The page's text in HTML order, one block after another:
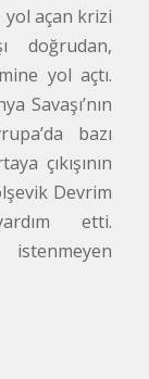
yol açan krizi
doğrudan,
yol açtı.
Savaşı’nın
bazı
çıkışının
Devrim
etti.